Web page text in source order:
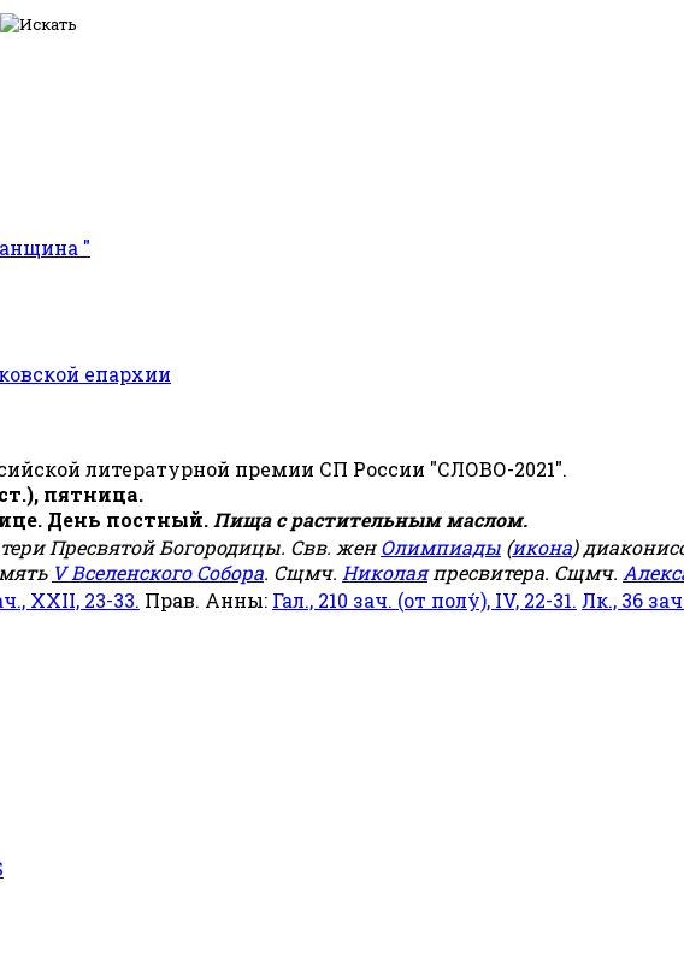
"
епархии
литературной премии СП России "СЛОВО-2021".
пятница.
День постный. Пища с растительным маслом.
Пресвятой Богородицы. Свв. женОлимпиады (икона)
V Вселенского Собора. Сщмч. Николаяпресвитера. Сщмч.
XXII, 23-33. Прав. Анны: Гал., 210 зач. (от полу́), IV, 22-31. Лк., 36